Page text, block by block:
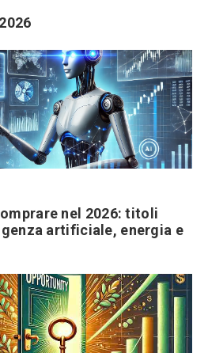
nel 2026: titoli
artificiale, energia e